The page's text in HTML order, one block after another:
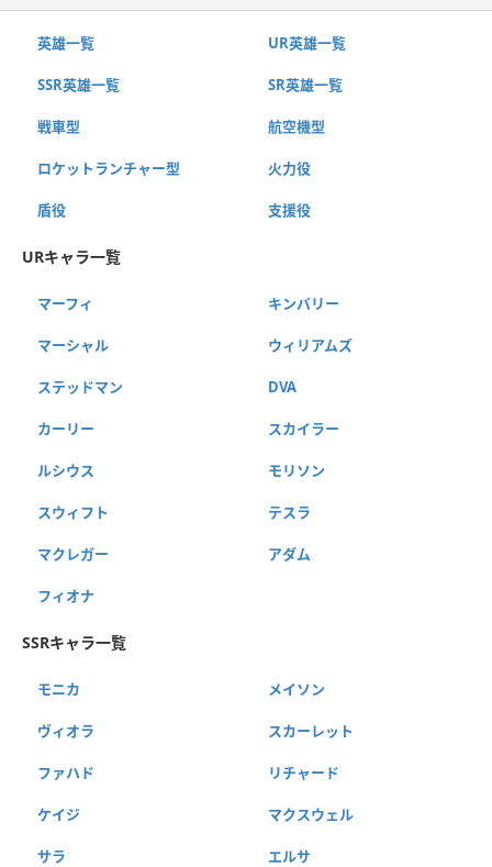
英雄一覧 UR英雄一覧
SSR英雄一覧 SR英雄一覧
戦車型 航空機型
ロケットランチャー型 火力役
盾役 支援役
URキャラ一覧
マーフィ キンバリー
マーシャル ウィリアムズ
ステッドマン DVA
カーリー スカイラー
ルシウス モリソン
スウィフト テスラ
マクレガー アダム
フィオナ
SSRキャラ一覧
モニカ メイソン
ヴィオラ スカーレット
ファハド リチャード
ケイジ マクスウェル
サラ エルサ